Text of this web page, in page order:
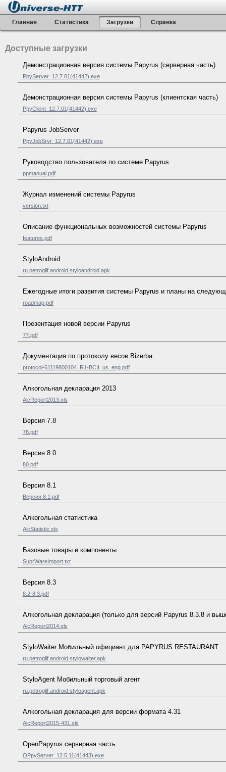
Главная Статистика Загрузки Справка
Доступные загрузки
Демонстрационная версия системы Papyrus (серверная часть)
PpyServer_12.7.01(41442).exe
Демонстрационная версия системы Papyrus (клиентская часть)
PpyClient_12.7.01(41442).exe
Papyrus JobServer
PpyJobSrvr_12.7.01(41442).exe
Руководство пользователя по системе Papyrus
ppmanual.pdf
Журнал изменений системы Papyrus
version.txt
Описание функциональных возможностей системы Papyrus
features.pdf
StyloAndroid
ru.petroglif.android.styloandroid.apk
Ежегодные итоги развития системы Papyrus и планы на
roadmap.pdf
Презентация новой версии Papyrus
77.pdf
Документация по протоколу весов Bizerba
protocol-61119800104_R1-BCII_us_eng.pdf
Алкогольная декларация 2013
AlcReport2013.xls
Версия 7.8
78.pdf
Версия 8.0
80.pdf
Версия 8.1
Версия 8.1.pdf
Алкогольная статистика
AlcStatistic.xls
Базовые товары и компоненты
SuprWareImport.txt
Версия 8.3
8.2-8.3.pdf
Алкогольная декларация (только для версий Papyrus 8.3.8 и
AlcReport2014.xls
StyloWaiter Мобильный официант для PAPYRUS RESTAURANT
ru.petroglif.android.stylowaiter.apk
StyloAgent Мобильный торговый агент
ru.petroglif.android.styloagent.apk
Алкогольная декларация для версии формата 4.31
AlcReport2015-431.xls
OpenPapyrus серверная часть
OPpyServer_12.5.11(41443).exe